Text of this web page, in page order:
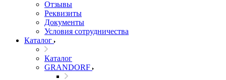
Отзывы
Реквизиты
Документы
Условия сотрудничества
Каталог
Каталог
GRANDORF